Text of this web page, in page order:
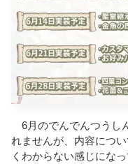
6月のでんでんつうし
れませんが、内容につ
くわからない感じになっ